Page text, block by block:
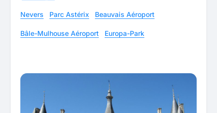
Nevers Parc Astérix Beauvais Aéroport
Bâle-Mulhouse Aéroport Europa-Park